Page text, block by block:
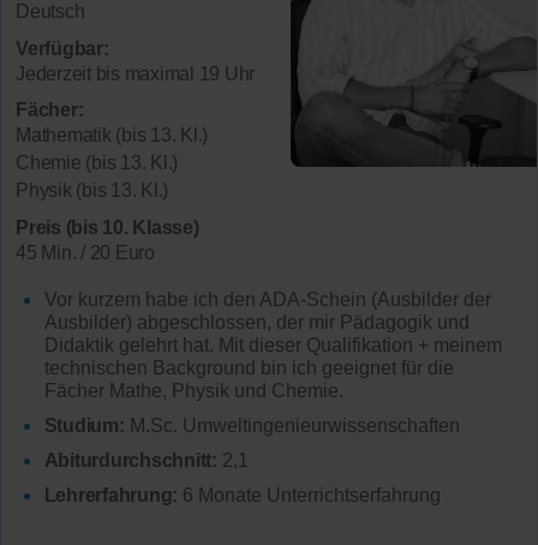
Deutsch
Verfügbar:
Jederzeit bis maximal 19 Uhr
Fächer:
Mathematik (bis 13. Kl.)
Chemie (bis 13. Kl.)
Physik (bis 13. Kl.)
Preis (bis 10. Klasse)
45 Min. / 20 Euro
Vor kurzem habe ich den ADA-Schein (Ausbilder der
Ausbilder) abgeschlossen, der mir Pädagogik und
Didaktik gelehrt hat. Mit dieser Qualifikation + meinem
technischen Background bin ich geeignet für die
Fächer Mathe, Physik und Chemie.
Studium: M.Sc. Umweltingenieurwissenschaften
Abiturdurchschnitt: 2,1
Lehrerfahrung: 6 Monate Unterrichtserfahrung